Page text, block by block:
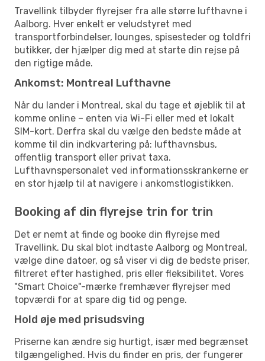
Travellink tilbyder flyrejser fra alle større lufthavne i
Aalborg. Hver enkelt er veludstyret med
transportforbindelser, lounges, spisesteder og toldfri
butikker, der hjælper dig med at starte din rejse på
den rigtige måde.
Ankomst: Montreal Lufthavne
Når du lander i Montreal, skal du tage et øjeblik til at
komme online – enten via Wi-Fi eller med et lokalt
SIM-kort. Derfra skal du vælge den bedste måde at
komme til din indkvartering på: lufthavnsbus,
offentlig transport eller privat taxa.
Lufthavnspersonalet ved informationsskrankerne er
en stor hjælp til at navigere i ankomstlogistikken.
Booking af din flyrejse trin for trin
Det er nemt at finde og booke din flyrejse med
Travellink. Du skal blot indtaste Aalborg og Montreal,
vælge dine datoer, og så viser vi dig de bedste priser,
filtreret efter hastighed, pris eller fleksibilitet. Vores
"Smart Choice"-mærke fremhæver flyrejser med
topværdi for at spare dig tid og penge.
Hold øje med prisudsving
Priserne kan ændre sig hurtigt, især med begrænset
tilgængelighed. Hvis du finder en pris, der fungerer